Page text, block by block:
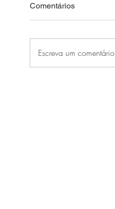
Comentários
Escreva um comentário